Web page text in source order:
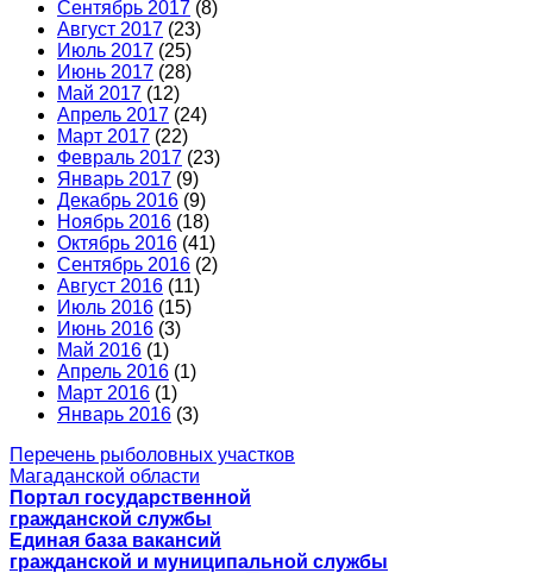
Сентябрь 2017 (8)
Август 2017 (23)
Июль 2017 (25)
Июнь 2017 (28)
Май 2017 (12)
Апрель 2017 (24)
Март 2017 (22)
Февраль 2017 (23)
Январь 2017 (9)
Декабрь 2016 (9)
Ноябрь 2016 (18)
Октябрь 2016 (41)
Сентябрь 2016 (2)
Август 2016 (11)
Июль 2016 (15)
Июнь 2016 (3)
Май 2016 (1)
Апрель 2016 (1)
Март 2016 (1)
Январь 2016 (3)
Перечень рыболовных участков
Магаданской области
Портал государственной
гражданской службы
Единая база вакансий
гражданской и муниципальной службы